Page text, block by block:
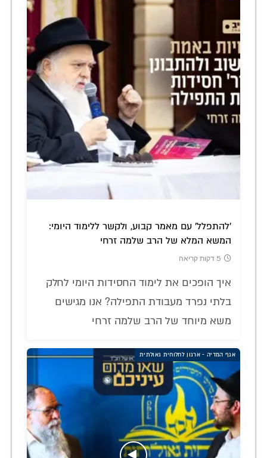
'להתפלל' עם מאמר קבוע, ולקשר ללימוד היומי:
המשא המלא של הרב שלמה זרחי
5 דקות קריאה
איך הופכים את לימוד החסידות היומי לחלק
בלתי נפרד מעבודת התפילה? אנו מגישים
משא מיוחד של הרב שלמה זרחי
אגף המדיה - ארגון לחלוחית גאולתית